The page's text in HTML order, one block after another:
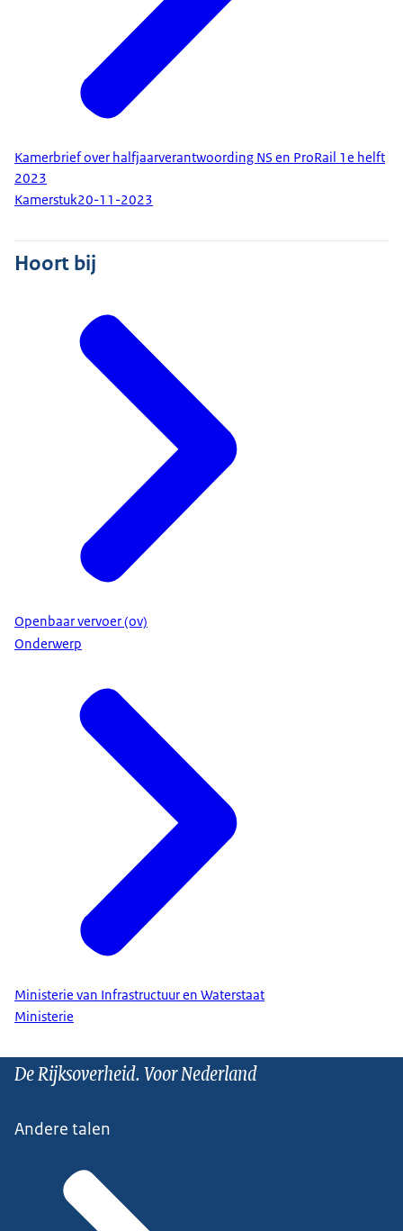
Kamerbrief over halfjaarverantwoording NS en ProRail 1e helft
2023
Kamerstuk20-11-2023
Hoort bij
Openbaar vervoer (ov)
Onderwerp
Ministerie van Infrastructuur en Waterstaat
Ministerie
De Rijksoverheid. Voor Nederland
Andere talen